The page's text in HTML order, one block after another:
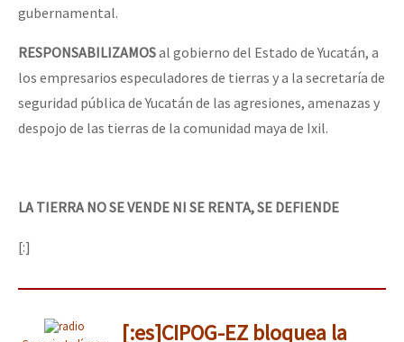
gubernamental.
RESPONSABILIZAMOSal gobierno del Estado de Yucatán, a
los empresarios especuladores de tierras y a la secretaría de
seguridad pública de Yucatán de las agresiones, amenazas y
despojo de las tierras de la comunidad maya de Ixil.
LA TIERRA NO SE VENDE NI SE RENTA, SE DEFIENDE
[:]
[:es]CIPOG-EZ bloquea la